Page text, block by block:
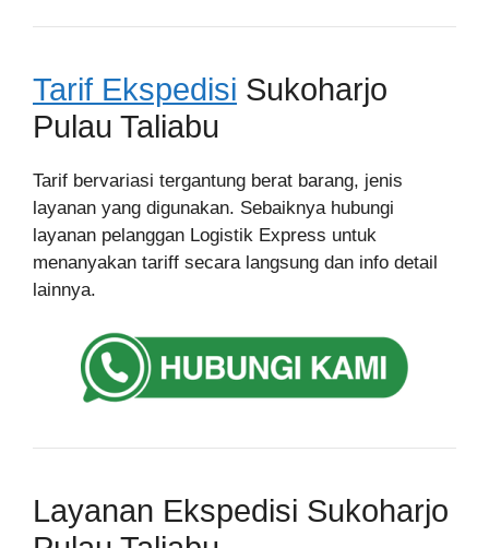
Tarif Ekspedisi Sukoharjo
Pulau Taliabu
Tarif bervariasi tergantung berat barang, jenis
layanan yang digunakan. Sebaiknya hubungi
layanan pelanggan Logistik Express untuk
menanyakan tariff secara langsung dan info detail
lainnya.
Layanan Ekspedisi Sukoharjo